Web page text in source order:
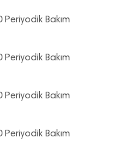
Bakım
Bakım
Bakım
Bakım